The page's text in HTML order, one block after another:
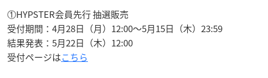
①HYPSTER会員先行 抽選販売
受付期間：4月28日（月）12:00～5月15日（木）23:59
結果発表：5月22日（木）12:00
受付ページはこちら